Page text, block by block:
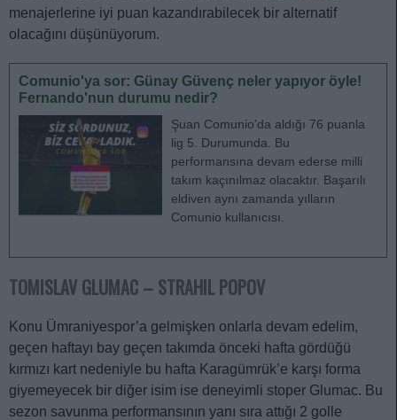
menajerlerine iyi puan kazandırabilecek bir alternatif
olacağını düşünüyorum.
Comunio'ya sor: Günay Güvenç neler yapıyor öyle!
Fernando'nun durumu nedir?
Şuan Comunio'da aldığı 76 puanla
lig 5. Durumunda. Bu
performansına devam ederse milli
takım kaçınılmaz olacaktır. Başarılı
eldiven aynı zamanda yılların
Comunio kullanıcısı.
TOMISLAV GLUMAC – STRAHIL POPOV
Konu Ümraniyespor’a gelmişken onlarla devam edelim,
geçen haftayı bay geçen takımda önceki hafta gördüğü
kırmızı kart nedeniyle bu hafta Karagümrük’e karşı forma
giyemeyecek bir diğer isim ise deneyimli stoper Glumac. Bu
sezon savunma performansının yanı sıra attığı 2 golle